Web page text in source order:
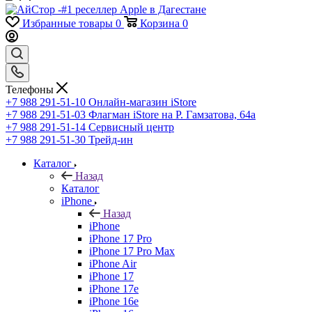
Избранные товары 0 Корзина 0
Телефоны
+7 988 291-51-10 Онлайн-магазин iStore
+7 988 291-51-03 Флагман iStore на Р. Гамзатова, 64а
+7 988 291-51-14 Сервисный центр
+7 988 291-51-30 Трейд-ин
Каталог
Назад
Каталог
iPhone
Назад
iPhone
iPhone 17 Pro
iPhone 17 Pro Max
iPhone Air
iPhone 17
iPhone 17e
iPhone 16e